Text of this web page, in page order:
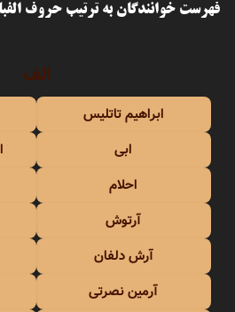
فهرست خوانندگان به ترتیب حروف الفبا
الف
ابراهیم تاتلیس
ابی
احلام
آرتوش
آرش دلفان
آرمین نصرتی